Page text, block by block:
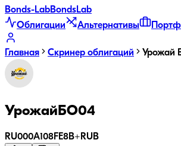
Bonds-LabBondsLab
Облигации
Альтернативы
Главная Скринер облигаций Урожай
УрожайБО04
RU000A108FE8B+ RUB